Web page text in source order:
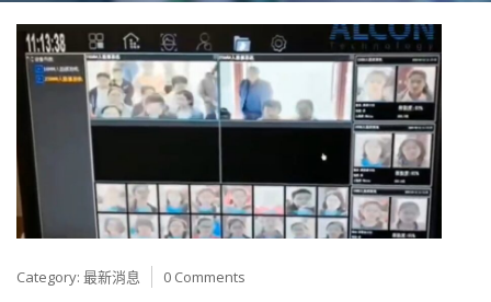
Category: 最新消息 0 Comments